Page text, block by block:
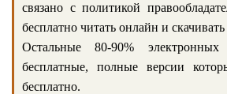
связано с политикой
бесплатно читать онлайн и
Остальные 80-90%
бесплатные, полные версии
бесплатно.